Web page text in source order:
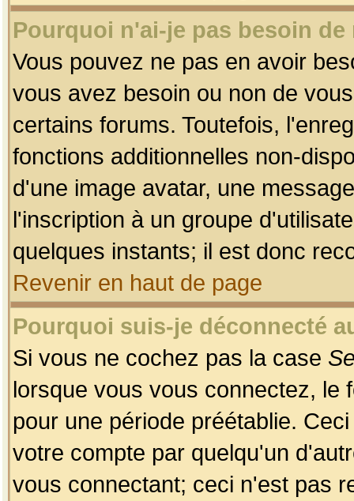
Pourquoi n'ai-je pas besoin
Vous pouvez ne pas en avoir
vous avez besoin ou non de
certains forums. Toutefois,
fonctions additionnelles non-
d'une image avatar, une
l'inscription à un groupe
quelques instants; il est donc
Revenir en haut de page
Pourquoi suis-je déconnecté
Si vous ne cochez pas la case
lorsque vous vous connectez, le
pour une période préétablie.
votre compte par quelqu'un
vous connectant; ceci n'est pas